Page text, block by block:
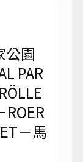
公園
PAR
ROER
－馬